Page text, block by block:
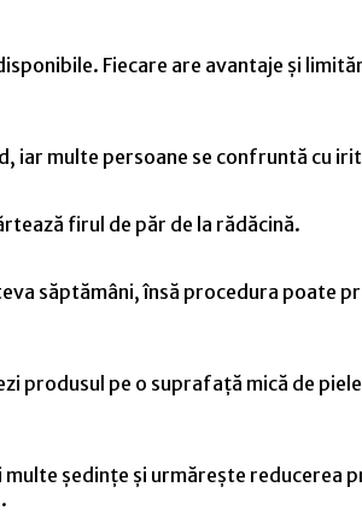
Fiecare are avantaje și
iar multe persoane se confruntă cu
firul de păr de la rădăcină.
săptămâni, însă procedura poate
produsul pe o suprafață mică de
ședințe și urmărește reducerea